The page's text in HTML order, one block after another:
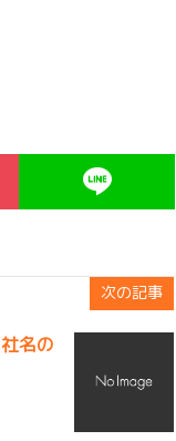
次の記事
名の